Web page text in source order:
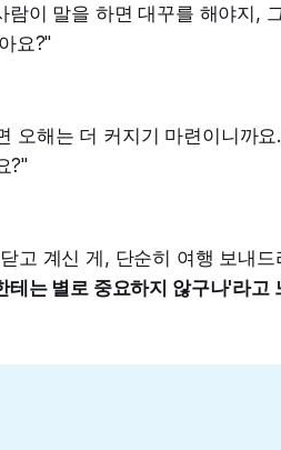
이 말을 하면 대꾸를 해야지,
요?"
오해는 더 커지기 마련이니까
?"
고 계신 게, 단순히 여행 보내드
는 별로 중요하지 않구나'라고